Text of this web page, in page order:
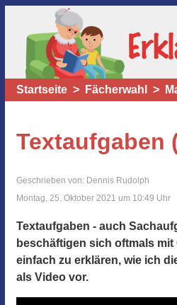
Startseite Fächerwahl
Textaufgaben
Geschrieben von: Dennis Rudolph
Montag, 25. Oktober 2021 um 10:49 Uhr
Textaufgaben - auch
beschäftigen sich oftmals
einfach zu erklären, wie ich
als Video vor.